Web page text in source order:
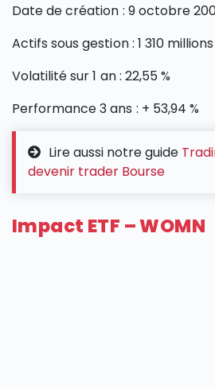
Date de création : 9 octobre
Actifs sous gestion : 1 310
Volatilité sur 1 an : 22,55 %
Performance 3 ans : + 53,94 %
Lire aussi notre guide
devenir trader Bourse
Impact ETF – WOMN